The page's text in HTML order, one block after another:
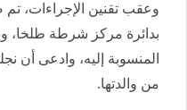
وعقب تقنين الإجراءات،
بدائرة مركز شرطة طلخا،
المنسوبة إليه، وادعى أن
من والدتها.